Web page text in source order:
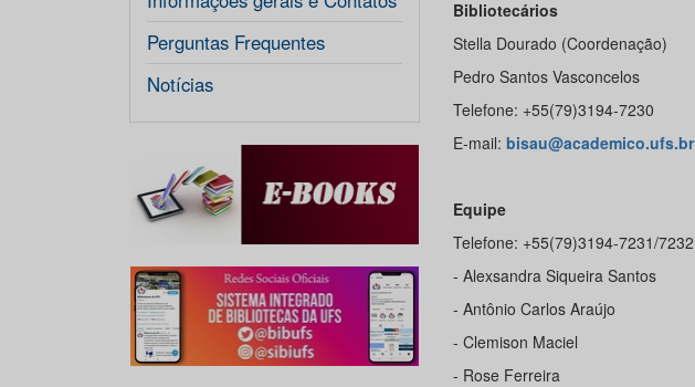
Perguntas Frequentes
Notícias
Bibliotecários
Stella Dourado (Coordenação)
Pedro Santos Vasconcelos
Telefone: +55(79)3194-7230
E-mail: bisau@academico.ufs.br
Equipe
Telefone: +55(79)3194-7231/7232
- Alexsandra Siqueira Santos
- Antônio Carlos Araújo
- Clemison Maciel
- Rose Ferreira